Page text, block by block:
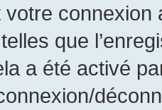
votre
que
a été activé